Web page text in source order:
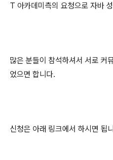
T 아카데미측의 요청으로 자바
많은 분들이 참석하셔서 서로 커
었으면 합니다.
신청은 아래 링크에서 하시면 됩